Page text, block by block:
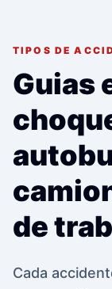
TIPOS DE
Guias
de
Cada